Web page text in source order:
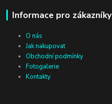
Informace pro zákazníky
O nás
Jak nakupovat
Obchodní podmínky
Fotogalerie
Kontakty